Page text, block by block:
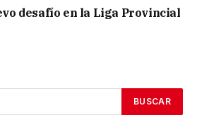
desafío en la Liga Provincial